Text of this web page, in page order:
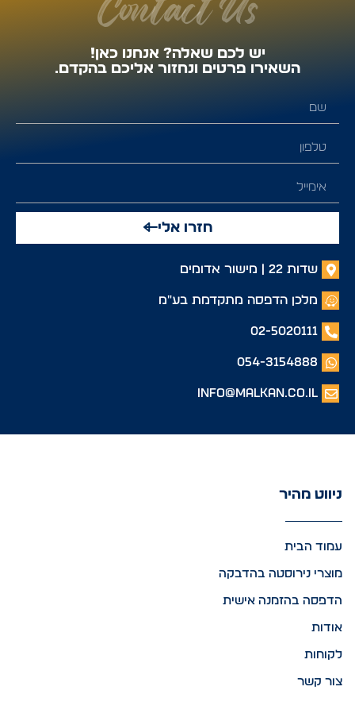
יש לכם שאלה? אנחנו כאן!
השאירו פרטים ונחזור אליכם בהקדם.
חזרו אלי
שדות 22 | מישור אדומים
מלכן הדפסה מתקדמת בע"מ
02-5020111
054-3154888
info@malkan.co.il
ניווט מהיר
עמוד הבית
מוצרי נירוסטה בהדבקה
הדפסה בהזמנה אישית
אודות
לקוחות
צור קשר